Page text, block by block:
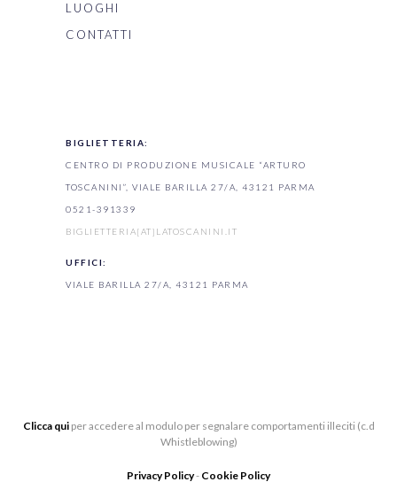
LUOGHI
CONTATTI
BIGLIETTERIA:
CENTRO DI PRODUZIONE MUSICALE “ARTURO
TOSCANINI”, VIALE BARILLA 27/A, 43121 PARMA
0521-391339
BIGLIETTERIA[AT]LATOSCANINI.IT
UFFICI:
VIALE BARILLA 27/A, 43121 PARMA
Clicca quiper accedere al modulo per segnalare comportamenti illeciti (c.d
Whistleblowing)
Privacy Policy- Cookie Policy